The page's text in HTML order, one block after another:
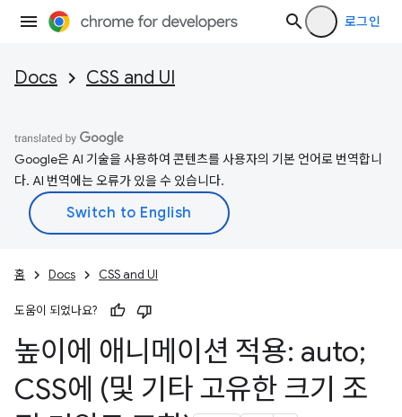
로그인
Docs CSS and UI
Google은 AI 기술을 사용하여 콘텐츠를 사용자의 기본 언어로 번역합니
다. AI 번역에는 오류가 있을 수 있습니다.
홈 Docs CSS and UI
도움이 되었나요?
높이에 애니메이션 적용: auto;
CSS에 (및 기타 고유한 크기 조